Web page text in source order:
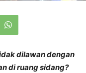
dilawan dengan
di ruang sidang?